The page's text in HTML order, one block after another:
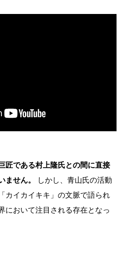
匠である村上隆氏との間に直接
ません。
しかし、青山氏の活動
カイカイキキ」の文脈で語られ
において注目される存在となっ